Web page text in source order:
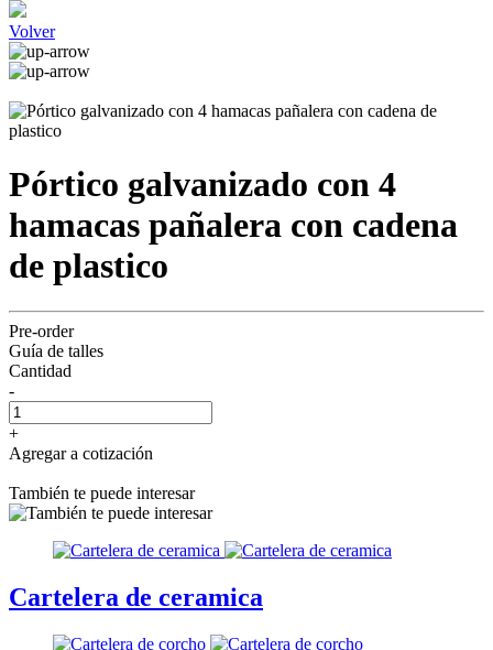
Volver
Pórtico galvanizado con 4
hamacas pañalera con cadena
de plastico
Pre-order
Guía de talles
Cantidad
-
+
Agregar a cotización
También te puede interesar
Cartelera de ceramica